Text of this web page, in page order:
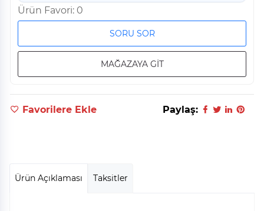
Ürün Favori: 0
SORU SOR
MAĞAZAYA GİT
Favorilere Ekle Paylaş:
Ürün Açıklaması Taksitler